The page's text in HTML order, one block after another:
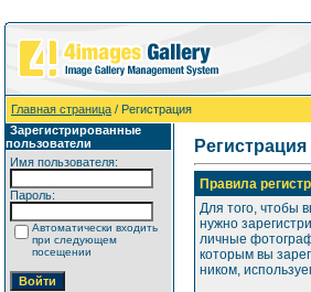
Главная страница / Регистрация
Зарегистрированные
пользователи
Имя пользователя:
Пароль:
Автоматически входить
при следующем
посещении
Регистрация
Правила
Для того, чтобы
нужно
личные
которым вы
ником,